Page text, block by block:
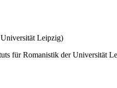
Leipzig)
für Romanistik der Universität